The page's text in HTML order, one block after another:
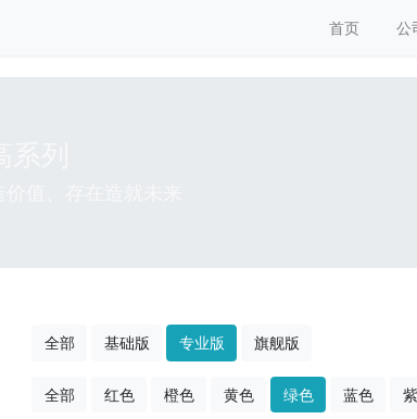
首页 公
全部 基础版 专业版 旗舰版
全部 红色 橙色 黄色 绿色 蓝色